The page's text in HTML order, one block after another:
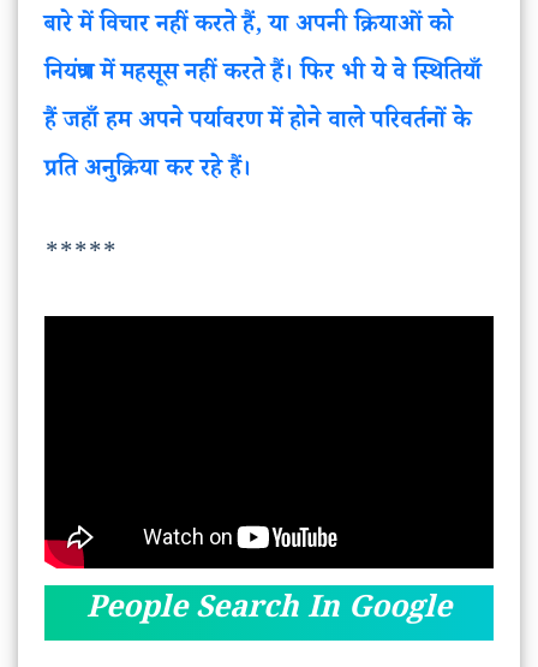
बारे में विचार नहीं करते हैं, या अपनी क्रियाओं को
नियंत्रण में महसूस नहीं करते हैं। फिर भी ये वे स्थितियाँ
हैं जहाँ हम अपने पर्यावरण में होने वाले परिवर्तनों के
प्रति अनुक्रिया कर रहे हैं।
*****
People Search In Google